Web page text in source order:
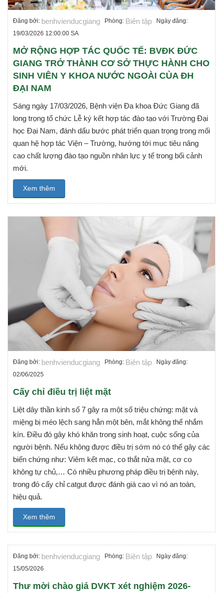
Đăng bởi: benhvienducgiang Phòng: Biên tập Ngày đăng:
19/03/2026 12:00:00 SA
MỞ RỘNG HỢP TÁC QUỐC TẾ: BVĐK ĐỨC
GIANG TRỞ THÀNH CƠ SỞ THỰC HÀNH CHO
SINH VIÊN Y KHOA NƯỚC NGOÀI CỦA ĐH
ĐẠI NAM
Sáng ngày 17/03/2026, Bệnh viện Đa khoa Đức Giang đã
long trọng tổ chức Lễ ký kết hợp tác đào tạo với Trường Đại
học Đại Nam, đánh dấu bước phát triển quan trọng trong mối
quan hệ hợp tác Viện – Trường, hướng tới mục tiêu nâng
cao chất lượng đào tạo nguồn nhân lực y tế trong bối cảnh
mới.
Xem thêm
Đăng bởi: benhvienducgiang Phòng: Biên tập Ngày đăng:
02/06/2025
Cấy chỉ điều trị liệt mặt
Liệt dây thần kinh số 7 gây ra một số triệu chứng: mặt và
miệng bị méo lệch sang hẳn một bên, mắt không thể nhắm
kín. Điều đó gây khó khăn trong sinh hoạt, cuộc sống của
người bệnh. Nếu không được điều trị sớm nó có thể gây các
biến chứng như: Viêm kết mạc, co thắt nửa mặt, cơ co
không tự chủ,… Có nhiều phương pháp điều trị bệnh này,
trong đó cấy chỉ catgut được đánh giá cao vì nó an toàn,
hiệu quả.
Xem thêm
Đăng bởi: benhvienducgiang Phòng: Biên tập Ngày đăng:
15/05/2026
Thư mời chào giá DVKT xét nghiệm 2026-